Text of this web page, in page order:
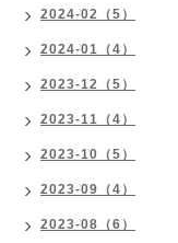
2024-02（5）
2024-01（4）
2023-12（5）
2023-11（4）
2023-10（5）
2023-09（4）
2023-08（6）